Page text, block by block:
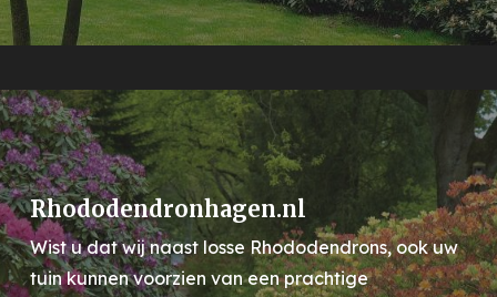
Rhododendronhagen.nl
Wist u dat wij naast losse Rhododendrons, ook uw
tuin kunnen voorzien van een prachtige